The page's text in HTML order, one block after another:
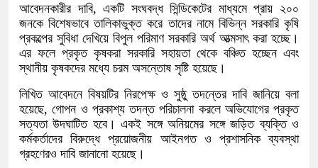
আবেদনকারীর দাবি, একটি সংঘবদ্ধ সিন্ডিকেটের মাধ্যমে প্রায় ২০০
জনকে বিশেষভাবে তালিকাভুক্ত করে তাদের নামে বিভিন্ন সরকারি কৃষি
প্রকল্পের সুবিধা দেখিয়ে বিপুল পরিমাণ সরকারি অর্থ আত্মসাৎ করা হচ্ছে।
এর ফলে প্রকৃত কৃষকরা সরকারি সহায়তা থেকে বঞ্চিত হচ্ছেন এবং
স্থানীয় কৃষকদের মধ্যে চরম অসন্তোষ সৃষ্টি হয়েছে।
লিখিত আবেদনে বিষয়টির নিরপেক্ষ ও সুষ্ঠু তদন্তের দাবি জানিয়ে বলা
হয়েছে, গোপন ও প্রকাশ্য তদন্ত পরিচালনা করলে অভিযোগের প্রকৃত
সত্যতা উদঘাটিত হবে। একই সঙ্গে অনিয়মের সঙ্গে জড়িত ব্যক্তি ও
কর্মকর্তাদের বিরুদ্ধে প্রয়োজনীয় আইনগত ও প্রশাসনিক ব্যবস্থা
গ্রহণেরও দাবি জানানো হয়েছে।